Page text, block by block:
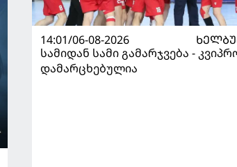
14:01/06-08-2026
სამიდან სამი გამარჯვება -
დამარცხებულია